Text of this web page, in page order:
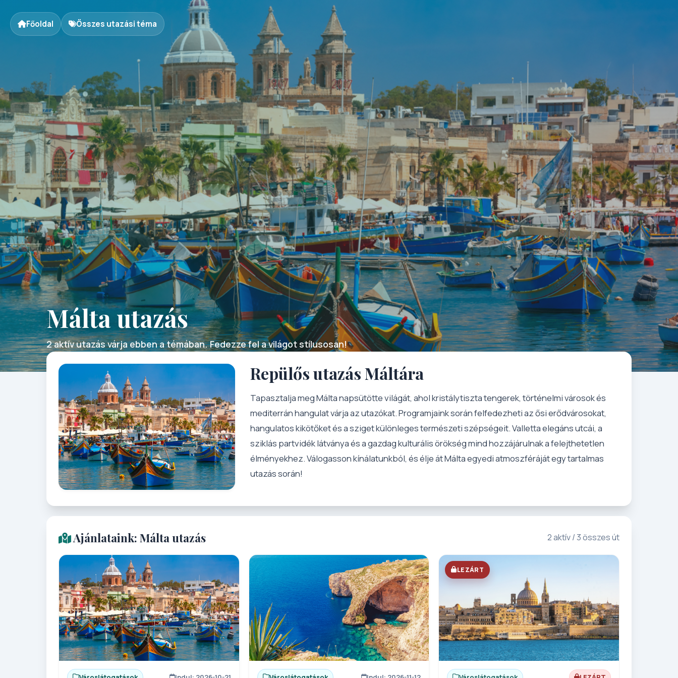
Főoldal Összes utazási téma
Málta utazás
2 aktív utazás várja ebben a témában. Fedezze fel a világot stílusosan!
Repülős utazás Máltára
Tapasztalja meg Málta napsütötte világát, ahol kristálytiszta tengerek, történelmi városok és
mediterrán hangulat várja az utazókat. Programjaink során felfedezheti az ősi erődvárosokat,
hangulatos kikötőket és a sziget különleges természeti szépségeit. Valletta elegáns utcái, a
sziklás partvidék látványa és a gazdag kulturális örökség mind hozzájárulnak a felejthetetlen
élményekhez. Válogasson kínálatunkból, és élje át Málta egyedi atmoszféráját egy tartalmas
utazás során!
Ajánlataink: Málta utazás 2 aktív / 3 összes út
LEZÁRT